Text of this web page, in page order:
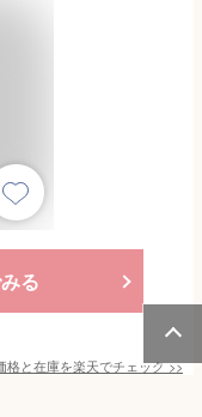
る
格と在庫を楽天でチェック>>